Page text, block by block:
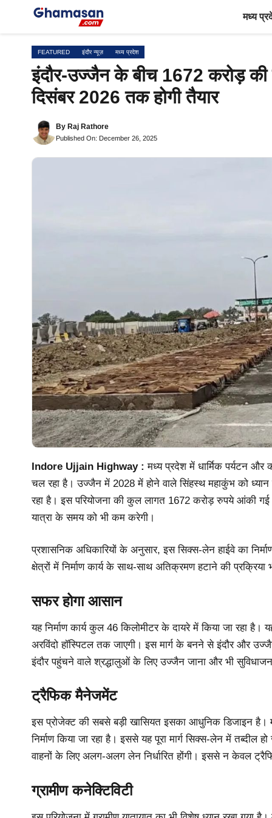
मध्य
FEATURED इंदौर न्यूज़ मध्य प्रदेश
इंदौर-उज्जैन के बीच 1672 करोड़
दिसंबर 2026 तक होगी तैयार
By Raj Rathore
Published On: December 26, 2025
Indore Ujjain Highway : मध्य प्रदेश में धार्मिक पर्यटन और
चल रहा है। उज्जैन में 2028 में होने वाले सिंहस्थ महाकुंभ को
रहा है। इस परियोजना की कुल लागत 1672 करोड़ रुपये आंकी
यात्रा के समय को भी कम करेगी।
प्रशासनिक अधिकारियों के अनुसार, इस सिक्स-लेन हाईवे का
क्षेत्रों में निर्माण कार्य के साथ-साथ अतिक्रमण हटाने की
सफर होगा आसान
यह निर्माण कार्य कुल 46 किलोमीटर के दायरे में किया जा
अरविंदो हॉस्पिटल तक जाएगी। इस मार्ग के बनने से इंदौर और
इंदौर पहुंचने वाले श्रद्धालुओं के लिए उज्जैन जाना और भी
ट्रैफिक मैनेजमेंट
इस प्रोजेक्ट की सबसे बड़ी खासियत इसका आधुनिक डिजाइन
निर्माण किया जा रहा है। इससे यह पूरा मार्ग सिक्स-लेन में तब्दील
वाहनों के लिए अलग-अलग लेन निर्धारित होंगी। इससे न केवल
ग्रामीण कनेक्टिविटी